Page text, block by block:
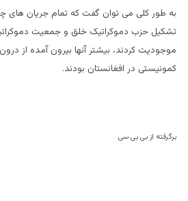
به طور کلی می توان گفت که تمام جریان های
تشکیل حزب دموکراتیک خلق و جمعیت
موجودیت کردند، بیشتر آنها بیرون آمده از
کمونیستی در افغانستان بودند.
برگرفته از بی بی سی